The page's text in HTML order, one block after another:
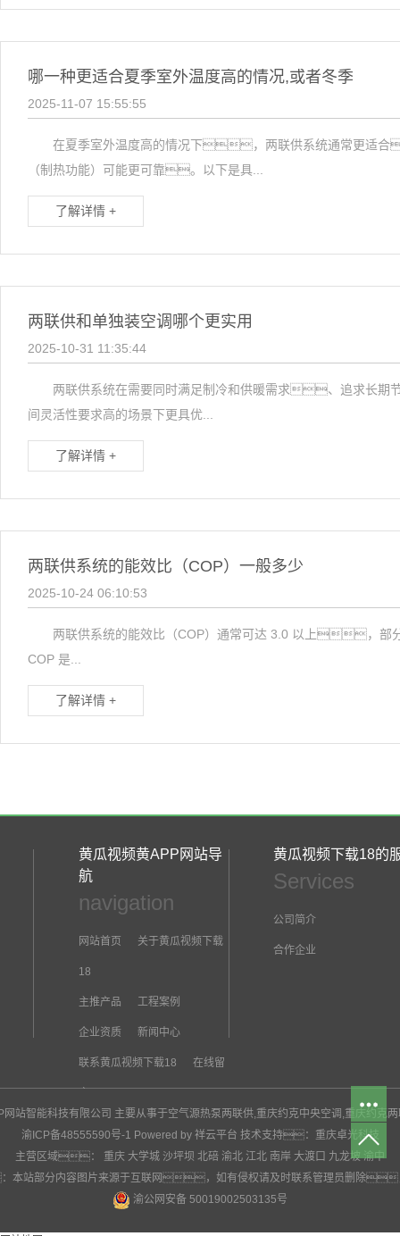
哪一种更适合夏季室外温度高的情况,或者冬季
2025-11-07 15:55:55
在夏季室外温度高的情况下，两联供系统通常更适
（制热功能）可能更可靠。以下是具...
了解详情 +
两联供和单独装空调哪个更实用
2025-10-31 11:35:44
两联供系统在需要同时满足制冷和供暖需求、追求长
间灵活性要求高的场景下更具优...
了解详情 +
两联供系统的能效比（COP）一般多少
2025-10-24 06:10:53
两联供系统的能效比（COP）通常可达 3.0 以上，
COP 是...
了解详情 +
黄瓜视频黄APP网站导
航
navigation
网站首页 关于黄瓜视频下载
18
主推产品 工程案例
企业资质 新闻中心
联系黄瓜视频下载18 在线留
黄瓜视频下载18的
Services
公司简介
合作企业
站智能科技有限公司 主要从事于空气源热泵两联供,重庆约克中央空调 ,重庆约克
渝ICP备48555590号-1 Powered by 祥云平台 技术支持：
重庆卓光科技
主营区域： 重庆 大学城 沙坪坝 北碚 渝北 江北 南岸 大渡口 九龙坡 渝中
站部分内容图片来源于互联网，如有侵权请及时联系管理员删除
渝公网安备 50019002503135号